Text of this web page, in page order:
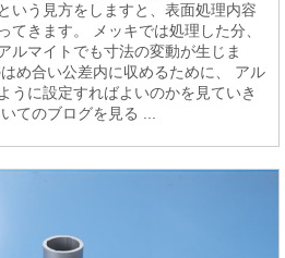
いう見方をしますと、表面処理内容
てきます。 メッキでは処理した分、
ルマイトでも寸法の変動が生じま
め合い公差内に収めるために、 アル
うに設定すればよいのかを見ていき
てのブログを見る ...